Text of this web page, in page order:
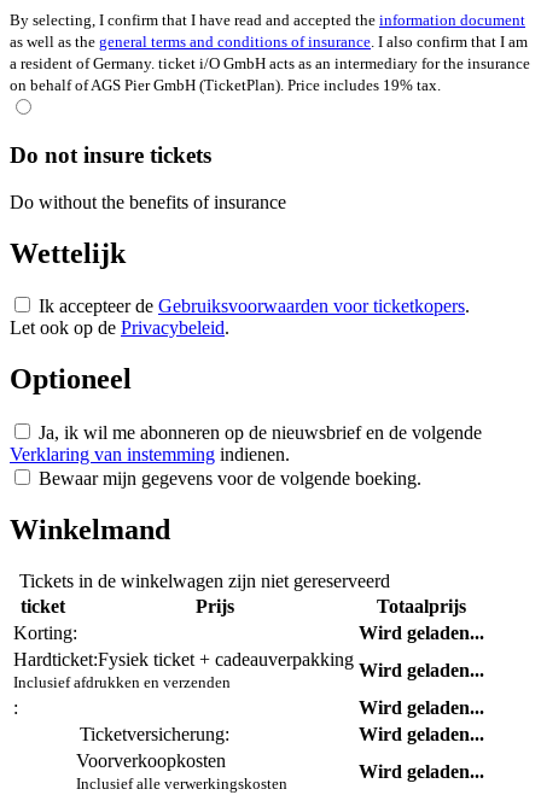
By selecting, I confirm that I have read and accepted the information document
as well as the general terms and conditions of insurance. I also confirm that I am
a resident of Germany. ticket i/O GmbH acts as an intermediary for the insurance
on behalf of AGS Pier GmbH (TicketPlan). Price includes 19% tax.
Do not insure tickets
Do without the benefits of insurance
Wettelijk
Ik accepteer de Gebruiksvoorwaarden voor ticketkopers.
Let ook op de Privacybeleid.
Optioneel
Ja, ik wil me abonneren op de nieuwsbrief en de volgende
Verklaring van instemming indienen.
Bewaar mijn gegevens voor de volgende boeking.
Winkelmand
Tickets in de winkelwagen zijn niet gereserveerd
ticket
Prijs
Totaalprijs
Korting:
Wird geladen...
Hardticket:Fysiek ticket + cadeauverpakking
Inclusief afdrukken en verzenden
Wird geladen...
:
Wird geladen...
Ticketversicherung:
Wird geladen...
Voorverkoopkosten
Inclusief alle verwerkingskosten
Wird geladen...